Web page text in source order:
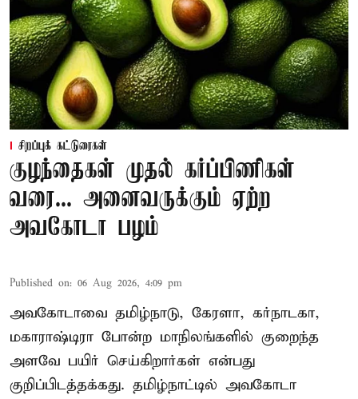
சிறப்புக் கட்டுரைகள்
குழந்தைகள் முதல் கர்ப்பிணிகள்
வரை... அனைவருக்கும் ஏற்ற
அவகோடா பழம்
Published on: 06 Aug 2026, 4:09 pm
அவகோடாவை தமிழ்நாடு, கேரளா, கர்நாடகா,
மகாராஷ்டிரா போன்ற மாநிலங்களில் குறைந்த
அளவே பயிர் செய்கிறார்கள் என்பது
குறிப்பிடத்தக்கது. தமிழ்நாட்டில் அவகோடா